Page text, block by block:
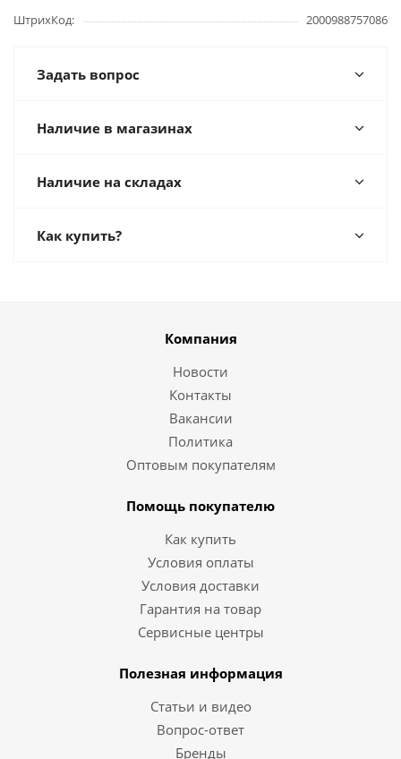
ШтрихКод 2000988757086
Задать вопрос
Наличие в магазинах
Наличие на складах
Как купить?
Компания
Новости
Контакты
Вакансии
Политика
Оптовым покупателям
Помощь покупателю
Как купить
Условия оплаты
Условия доставки
Гарантия на товар
Сервисные центры
Полезная информация
Статьи и видео
Вопрос-ответ
Бренды